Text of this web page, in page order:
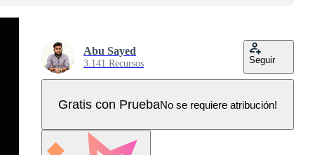
Abu Sayed
3.141 Recursos Seguir
Gratis con PruebaNo se requiere atribución!